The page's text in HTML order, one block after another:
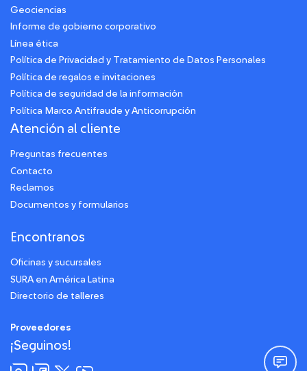
Geociencias
Informe de gobierno corporativo
Línea ética
Política de Privacidad y Tratamiento de Datos Personales
Política de regalos e invitaciones
Política de seguridad de la información
Política Marco Antifraude y Anticorrupción
Atención al cliente
Preguntas frecuentes
Contacto
Reclamos
Documentos y formularios
Encontranos
Oficinas y sucursales
SURA en América Latina
Directorio de talleres
Proveedores
¡Seguinos!